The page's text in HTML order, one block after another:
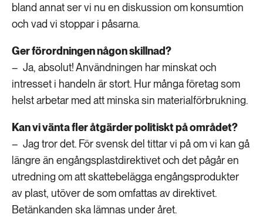
bland annat ser vi nu en diskussion om konsumtion
och vad vi stoppar i påsarna.
Ger förordningen någon skillnad?
– Ja, absolut! Användningen har minskat och
intresset i handeln är stort. Hur många företag som
helst arbetar med att minska sin materialförbrukning.
Kan vi vänta fler åtgärder politiskt på området?
– Jag tror det. För svensk del tittar vi på om vi kan gå
längre än engångsplastdirektivet och det pågår en
utredning om att skattebelägga engångsprodukter
av plast, utöver de som omfattas av direktivet.
Betänkanden ska lämnas under året.